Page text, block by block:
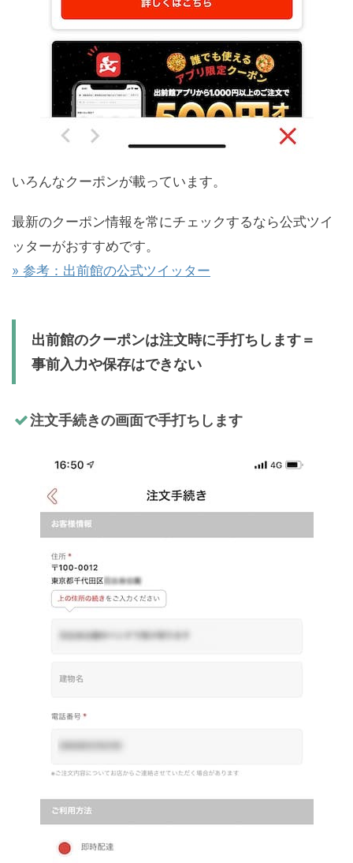
いろんなクーポンが載っています。
最新のクーポン情報を常にチェックするなら公式ツイ
ッターがおすすめです。
» 参考：出前館の公式ツイッター
出前館のクーポンは注文時に手打ちします＝
事前入力や保存はできない
注文手続きの画面で手打ちします